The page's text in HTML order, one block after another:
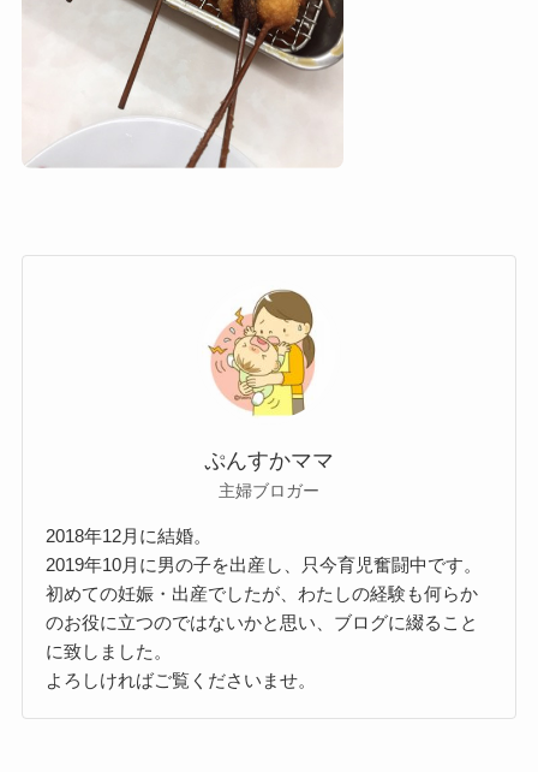
ぷんすかママ
主婦ブロガー
2018年12月に結婚。
2019年10月に男の子を出産し、只今育児奮闘中です。
初めての妊娠・出産でしたが、わたしの経験も何らか
のお役に立つのではないかと思い、ブログに綴ること
に致しました。
よろしければご覧くださいませ。